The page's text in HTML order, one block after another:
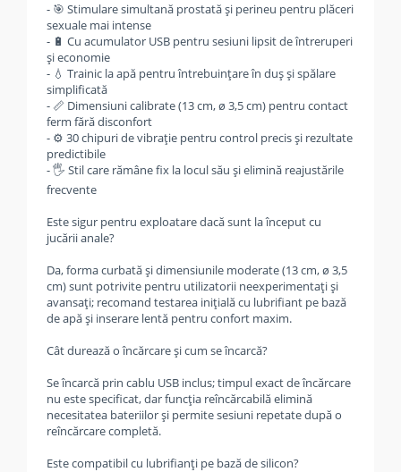
- 🎯 Stimulare simultană prostată și perineu pentru plăceri
sexuale mai intense
- 🔋 Cu acumulator USB pentru sesiuni lipsit de întreruperi
și economie
- 💧 Trainic la apă pentru întrebuințare în duș și spălare
simplificată
- 📏 Dimensiuni calibrate (13 cm, ø 3,5 cm) pentru contact
ferm fără disconfort
- ⚙️ 30 chipuri de vibrație pentru control precis și rezultate
predictibile
- 🖐️ Stil care rămâne fix la locul său și elimină reajustările
frecvente
Este sigur pentru exploatare dacă sunt la început cu
jucării anale?
Da, forma curbată și dimensiunile moderate (13 cm, ø 3,5
cm) sunt potrivite pentru utilizatorii neexperimentați și
avansați; recomand testarea inițială cu lubrifiant pe bază
de apă și inserare lentă pentru confort maxim.
Cât durează o încărcare și cum se încarcă?
Se încarcă prin cablu USB inclus; timpul exact de încărcare
nu este specificat, dar funcția reîncărcabilă elimină
necesitatea bateriilor și permite sesiuni repetate după o
reîncărcare completă.
Este compatibil cu lubrifianți pe bază de silicon?